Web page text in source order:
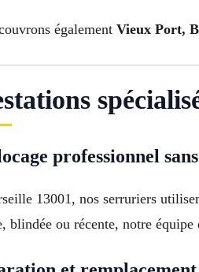
également Vieux Port,
professionnel
13001, nos serruriers
blindée ou récente, notre